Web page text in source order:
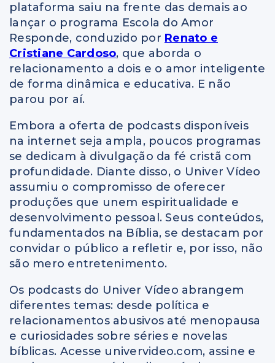
plataforma saiu na frente das demais ao
lançar o programa Escola do Amor
Responde, conduzido por Renato e
Cristiane Cardoso, que aborda o
relacionamento a dois e o amor inteligente
de forma dinâmica e educativa. E não
parou por aí.
Embora a oferta de podcasts disponíveis
na internet seja ampla, poucos programas
se dedicam à divulgação da fé cristã com
profundidade. Diante disso, o Univer Vídeo
assumiu o compromisso de oferecer
produções que unem espiritualidade e
desenvolvimento pessoal. Seus conteúdos,
fundamentados na Bíblia, se destacam por
convidar o público a refletir e, por isso, não
são mero entretenimento.
Os podcasts do Univer Vídeo abrangem
diferentes temas: desde política e
relacionamentos abusivos até menopausa
e curiosidades sobre séries e novelas
bíblicas. Acesse univervideo.com, assine e